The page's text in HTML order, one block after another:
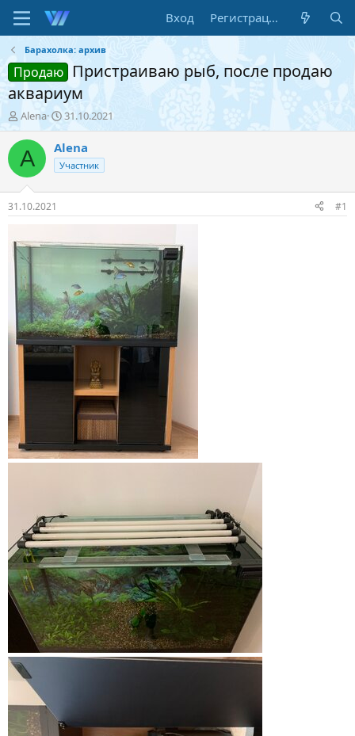
Вход Регистрация
Барахолка: архив
Продаю
Пристраиваю рыб, после продаю
аквариум
А
в
т
о
т
е
м
Alena
Д
а
т
а
н
а
а
31.10.2021
A Alena
Участник
31.10.2021 #1